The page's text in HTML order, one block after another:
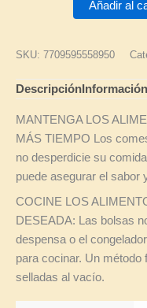
Añadir al
SKU: 7709595558950
Descripción
MANTENGA LOS
MÁS TIEMPO Los
no desperdicie su
puede asegurar el sabor
COCINE LOS
DESEADA: Las bolsas
despensa o el
para cocinar. Un
selladas al vacío.